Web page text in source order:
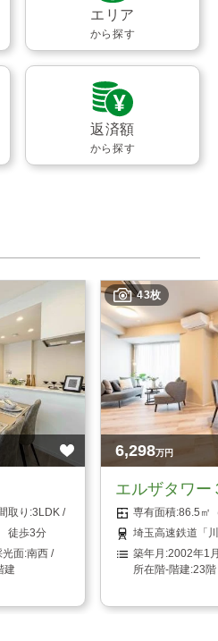
エリア
から探す
返済額
から探す
3LDK
徒歩3分
南西
建
43枚
6,298万円
エルザタワー
86.5㎡
埼玉高速鉄道「
2002年1
23階